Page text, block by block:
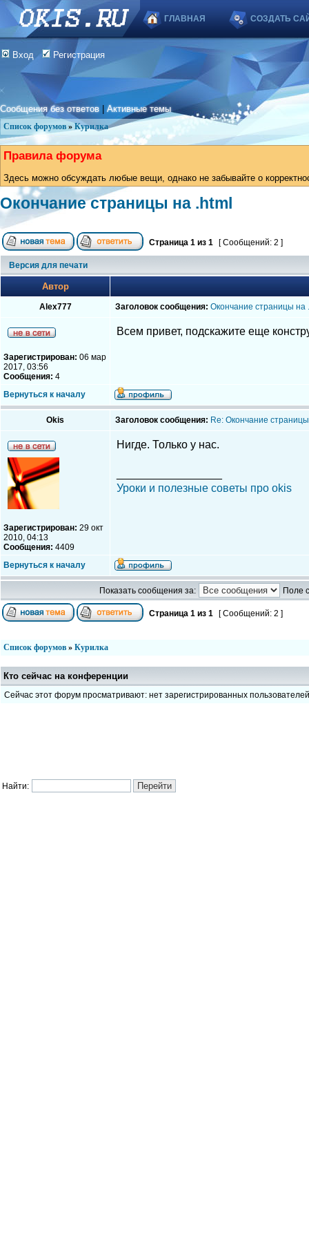
ГЛАВНАЯ СОЗДАТЬ
Вход Регистрация
Сообщения без ответов |Активные темы
Список форумов » Курилка
Правила форума
Здесь можно обсуждать любые вещи, однако не забывайте о
Окончание страницы на .html
Страница 1 из 1 [ Сообщений: 2 ]
Версия для печати
Автор
Alex777 Заголовок сообщения: Окончание страницы на
Зарегистрирован: 06 мар
2017, 03:56
Сообщения: 4
Всем привет, подскажите еще
Вернуться к началу
Okis Заголовок сообщения: Re: Окончание
Зарегистрирован: 29 окт
2010, 04:13
Сообщения: 4409
Нигде. Только у нас.
Уроки и полезные советы про okis
Вернуться к началу
Показать сообщения за: Поле
Страница 1 из 1 [ Сообщений: 2 ]
Список форумов » Курилка
Кто сейчас на конференции
Сейчас этот форум просматривают: нет зарегистрированных пользователей
Найти: